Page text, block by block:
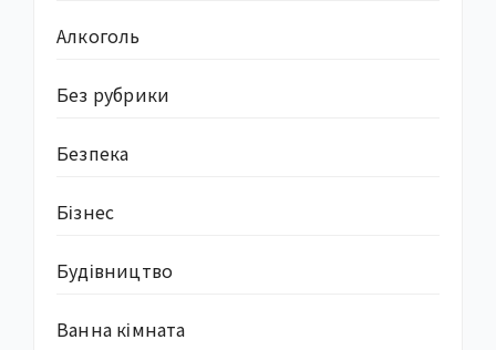
Алкоголь
Без рубрики
Безпека
Бізнес
Будівництво
Ванна кімната